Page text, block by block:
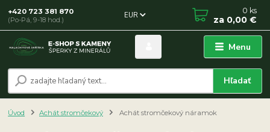
Menu
EUR
Hľadať
+420 723 381 870
(Po-Pá, 9-18 hod.)
0 ks
za 0,00 €
Úvod Achát stromčekový Achát stromčekový náramok